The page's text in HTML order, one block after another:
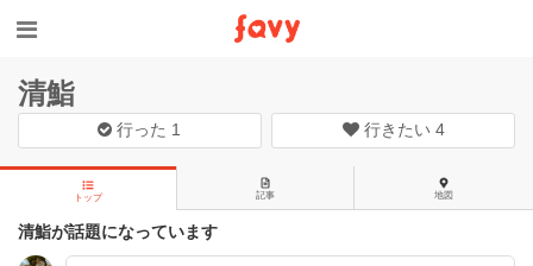
清鮨
行った 1 行きたい 4
トップ 記事 地図
清鮨が話題になっています